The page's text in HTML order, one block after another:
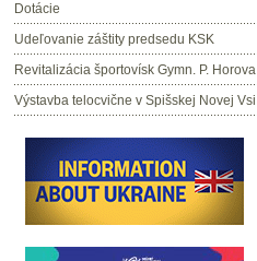
Dotácie
Udeľovanie záštity predsedu KSK
Revitalizácia športovísk Gymn. P. Horova
Výstavba telocvične v Spišskej Novej Vsi